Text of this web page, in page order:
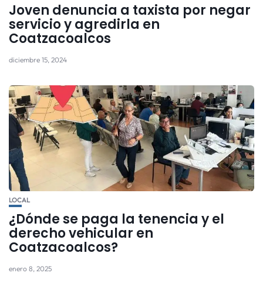
Joven denuncia a taxista por negar
servicio y agredirla en
Coatzacoalcos
diciembre 15, 2024
LOCAL
¿Dónde se paga la tenencia y el
derecho vehicular en
Coatzacoalcos?
enero 8, 2025